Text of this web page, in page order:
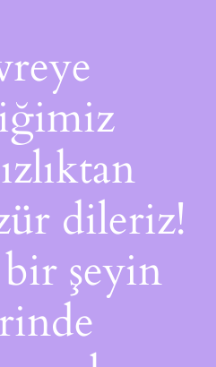
dileriz!
şeyin